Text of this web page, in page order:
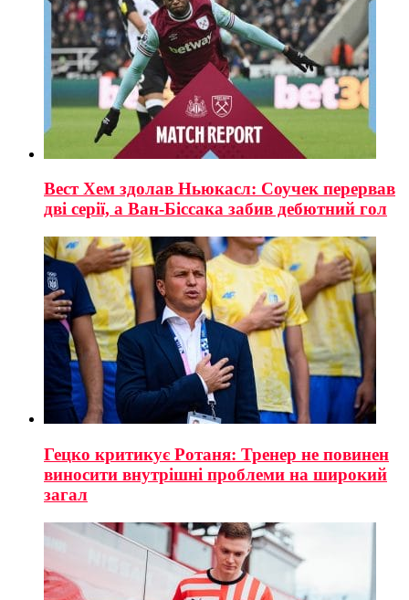
Вест Хем здолав Ньюкасл: Соучек перервав
дві серії, а Ван-Біссака забив дебютний гол
Гецко критикує Ротаня: Тренер не повинен
виносити внутрішні проблеми на широкий
загал